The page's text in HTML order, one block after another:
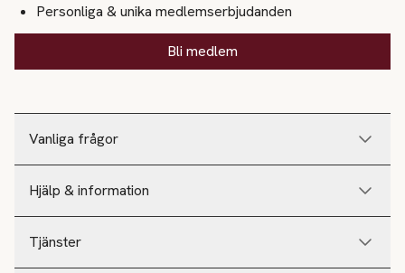
Vanliga frågor
Hjälp & information
Tjänster
Personliga & unika medlemserbjudanden
Bli medlem